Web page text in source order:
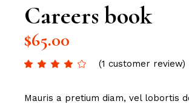
Careers book
$65.00
(1 customer review)
Mauris a pretium diam, vel lobortis